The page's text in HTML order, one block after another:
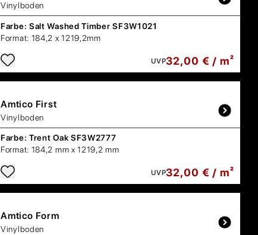
Vinylboden
Farbe: Salt Washed Timber SF3W1021
Format: 184,2 x 1219,2mm
UVP32,00 € / m²
Amtico First
Vinylboden
Farbe: Trent Oak SF3W2777
Format: 184,2 mm x 1219,2 mm
UVP32,00 € / m²
Amtico Form
Vinylboden